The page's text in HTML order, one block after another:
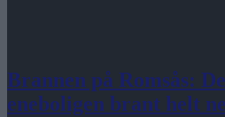
Brannen på Romsås:
eneboligen brant helt